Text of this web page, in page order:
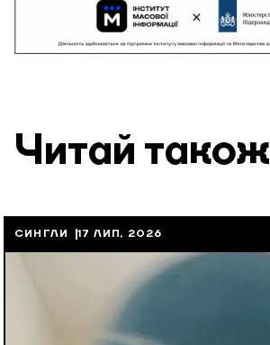
Читай також
СИНГЛИ 17 ЛИП, 2026